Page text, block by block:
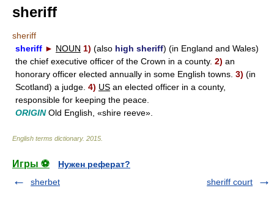
sheriff
sheriff
sheriff ► NOUN 1) (also high sheriff) (in England and Wales)
the chief executive officer of the Crown in a county. 2) an
honorary officer elected annually in some English towns. 3) (in
Scotland) a judge. 4) US an elected officer in a county,
responsible for keeping the peace.
ORIGINOld English, «shire reeve».
English terms dictionary. 2015
Игры ⚽
Нужен реферат?
sherbet
sheriff court